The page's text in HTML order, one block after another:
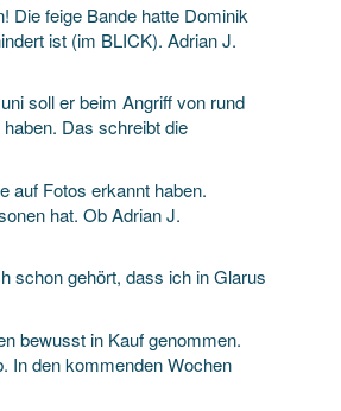
Diefeige Bande hatte Dominik
ist (im BLICK). Adrian J.
soll er beim Angriff von rund
Das schreibt die
auf Fotos erkannt haben.
hat. Ob Adrian J.
schon gehört, dass ich in Glarus
bewusst in Kauf genommen.
In den kommenden Wochen